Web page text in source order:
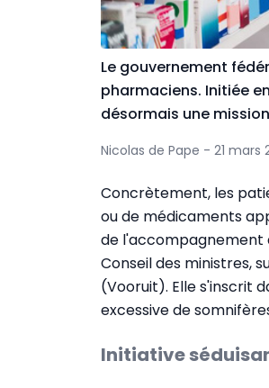
Le gouvernement
pharmaciens. Initiée
désormais une
Nicolas de Pape - 21 mars
Concrètement, les
ou de médicaments
de l'accompagnement
Conseil des ministres,
(Vooruit). Elle s'inscrit
excessive de
Initiative